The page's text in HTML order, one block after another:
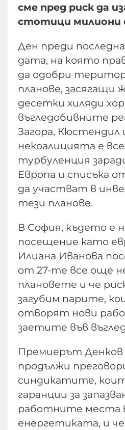
сме пред риск да
стотици милиони
Ден преди
дата, на която
да одобри
планове, засягащи
десетки хиляди
въгледобивните
Загора, Кюстендил
некоалицията е
турбуленция
Европа и списъка
да участват в
тези планове.
В София, където е
посещение като
Илиана Иванова
от 27-те все още
плановете и че
загубим парите,
отворят нови
заетите във
Премиерът Денков
продължи
синдикатите,
гаранции за
работните места
енергетиката, и